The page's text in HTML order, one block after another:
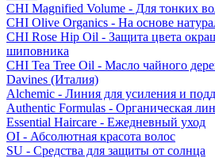
CHI Magnified Volume - Для тонких
CHI Olive Organics - На основе
CHI Rose Hip Oil - Защита цвета
шиповника
CHI Tea Tree Oil - Масло чайного
Davines (Италия)
Alchemic - Линия для усиления и
Authentic Formulas - Органическая
Essential Haircare - Eжедневный уход
OI - Абсолютная красота волос
SU - Средства для защиты от солнца